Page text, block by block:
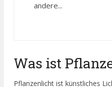
andere...
Was ist
Pflanzenlicht ist künstliches